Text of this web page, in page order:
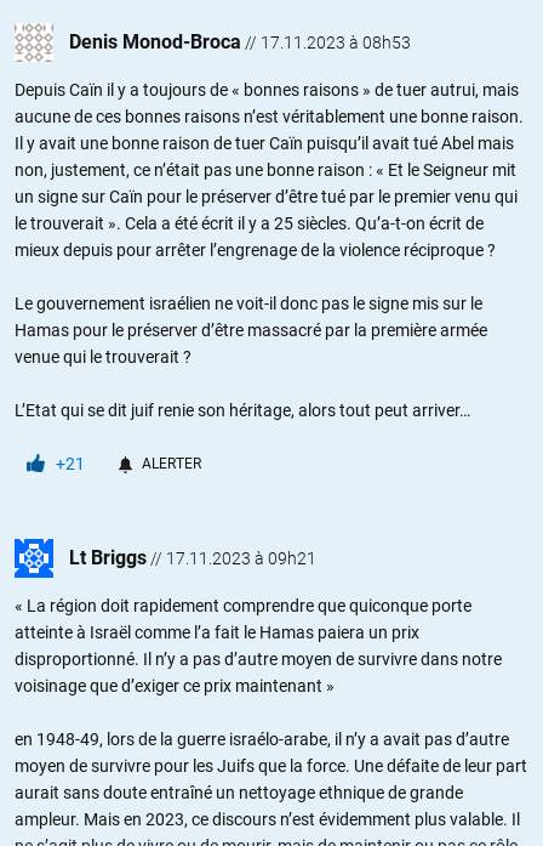
Denis Monod-Broca // 17.11.2023 à 08h53
Depuis Caïn il y a toujours de « bonnes raisons » de tuer autrui, mais
aucune de ces bonnes raisons n’est véritablement une bonne raison.
Il y avait une bonne raison de tuer Caïn puisqu’il avait tué Abel mais
non, justement, ce n’était pas une bonne raison : « Et le Seigneur mit
un signe sur Caïn pour le préserver d’être tué par le premier venu qui
le trouverait ». Cela a été écrit il y a 25 siècles. Qu’a-t-on écrit de
mieux depuis pour arrêter l’engrenage de la violence réciproque ?
Le gouvernement israélien ne voit-il donc pas le signe mis sur le
Hamas pour le préserver d’être massacré par la première armée
venue qui le trouverait ?
L’Etat qui se dit juif renie son héritage, alors tout peut arriver…
+21 ALERTER
Lt Briggs // 17.11.2023 à 09h21
« La région doit rapidement comprendre que quiconque porte
atteinte à Israël comme l’a fait le Hamas paiera un prix
disproportionné. Il n’y a pas d’autre moyen de survivre dans notre
voisinage que d’exiger ce prix maintenant »
en 1948-49, lors de la guerre israélo-arabe, il n’y a avait pas d’autre
moyen de survivre pour les Juifs que la force. Une défaite de leur part
aurait sans doute entraîné un nettoyage ethnique de grande
ampleur. Mais en 2023, ce discours n’est évidemment plus valable. Il